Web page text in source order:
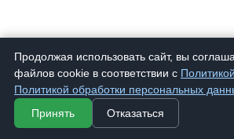
Продолжая использовать сайт, вы
файлов cookie в соответствии с
Политикой обработки персональных
Принять
Отказаться